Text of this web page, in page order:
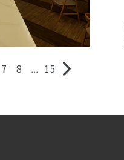
7 8 ... 15